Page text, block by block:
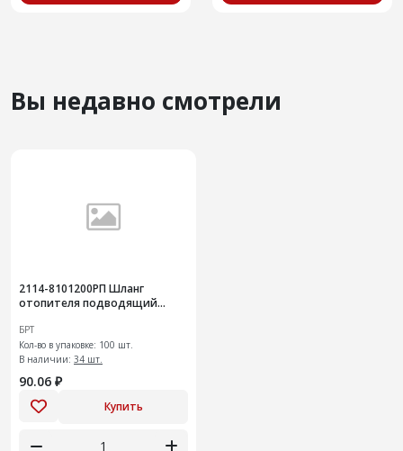
Вы недавно смотрели
2114-8101200РП Шланг
отопителя подводящий
БРТ
Кол-во в упаковке: 100 шт.
В наличии: 34 шт.
90.06 ₽
Купить